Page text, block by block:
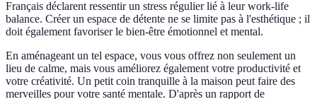
Français déclarent ressentir un stress régulier lié à leur work-life
balance. Créer un espace de détente ne se limite pas à l'esthétique ; il
doit également favoriser le bien-être émotionnel et mental.
En aménageant un tel espace, vous vous offrez non seulement un
lieu de calme, mais vous améliorez également votre productivité et
votre créativité. Un petit coin tranquille à la maison peut faire des
merveilles pour votre santé mentale. D'après un rapport de